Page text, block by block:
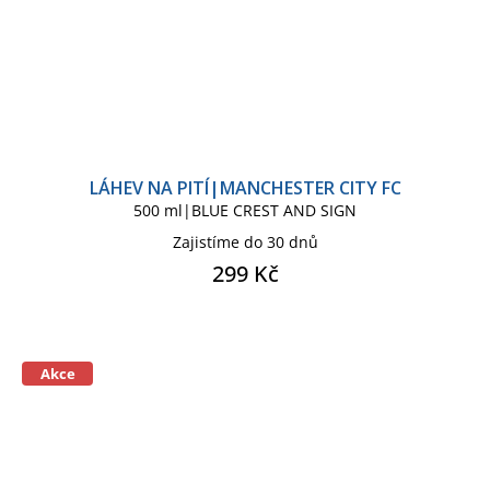
LÁHEV NA PITÍ|MANCHESTER CITY FC
500 ml|BLUE CREST AND SIGN
Zajistíme do 30 dnů
299 Kč
Akce